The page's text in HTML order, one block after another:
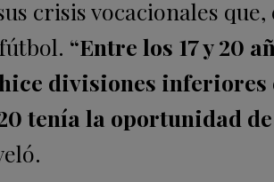
crisis vocacionales
“Entre los 17 y 20
divisiones
tenía la oportunidad